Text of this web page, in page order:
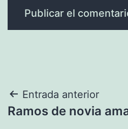
Navegación
de
Entrada anterior
Ramos de novia